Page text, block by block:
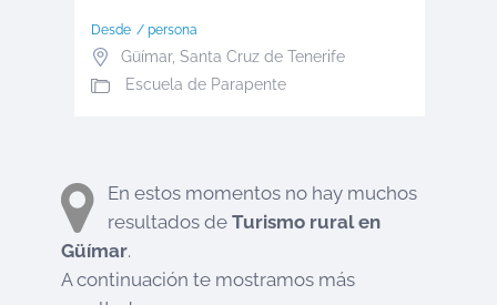
Desde / persona
Güímar, Santa Cruz de Tenerife
Escuela de Parapente
En estos momentos no hay muchos
resultados de Turismo rural en
Güímar.
A continuación te mostramos más